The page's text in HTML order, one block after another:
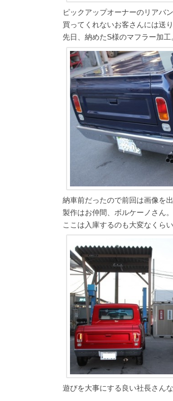
ピックアップオーナーのリアバ
買ってくれないお客さんには送
先日、納めたS様のマフラー加
納車前だったので前回は画像を
製作はお仲間、ボルケーノさん。
ここは入庫するのも大変なくら
遊びを大事にする良い社長さんな